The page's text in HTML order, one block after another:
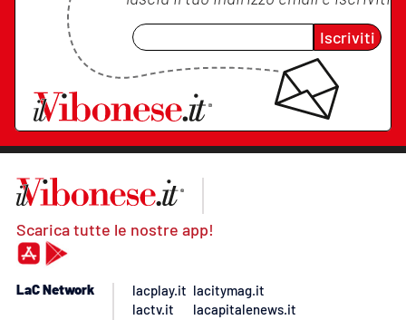
Iscriviti
Scarica tutte le nostre app!
LaC Network
lacplay.it
lactv.it
lacitymag.it
lacapitalenews.it